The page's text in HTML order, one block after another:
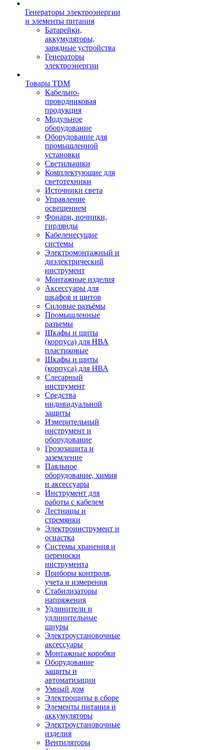
Генераторы электроэнергии
и элементы питания
Батарейки,
аккумуляторы,
зарядные устройства
Генераторы
электроэнергии
Товары TDM
Кабельно-
проводниковая
продукция
Модульное
оборудование
Оборудование для
промышленной
установки
Светильники
Комплектующие для
светотехники
Источники света
Управление
освещением
Фонари, ночники,
гирлянды
Кабеленесущие
системы
Электромонтажный и
диэлектрический
инструмент
Монтажные изделия
Аксессуары для
шкафов и щитов
Силовые разъёмы
Промышленные
разъемы
Шкафы и щиты
(корпуса) для НВА
пластиковые
Шкафы и щиты
(корпуса) для НВА
Слесарный
инструмент
Средства
индивидуальной
защиты
Измерительный
инструмент и
оборудование
Грозозащита и
заземление
Паяльное
оборудование, химия
и аксессуары
Инструмент для
работы с кабелем
Лестницы и
стремянки
Электроинструмент и
оснастка
Системы хранения и
переноски
инструмента
Приборы контроля,
учета и измерения
Стабилизаторы
напряжения
Удлинители и
удлинительные
шнуры
Электроустановочные
аксессуары
Монтажные коробки
Оборудование
защиты и
автоматизации
Умный дом
Электрощиты в сборе
Элементы питания и
аккумуляторы
Электроустановочные
изделия
Вентиляторы